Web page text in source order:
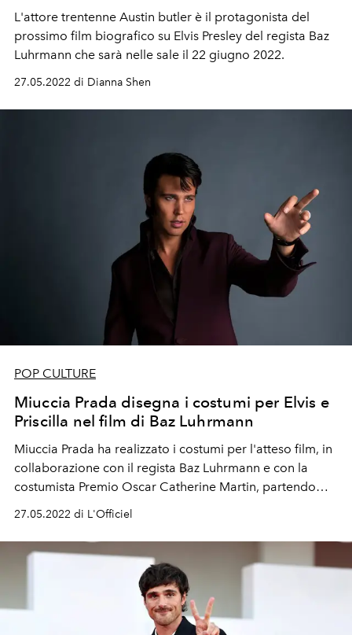
L'attore trentenne Austin butler è il protagonista del
prossimo film biografico su Elvis Presley del regista Baz
Luhrmann che sarà nelle sale il 22 giugno 2022.
27.05.2022 di Dianna Shen
POP CULTURE
Miuccia Prada disegna i costumi per Elvis e
Priscilla nel film di Baz Luhrmann
Miuccia Prada ha realizzato i costumi per l'atteso film, in
collaborazione con il regista Baz Luhrmann e con la
costumista Premio Oscar Catherine Martin, partendo
proprio dagli abiti d'archivio di Prada e Miu Miu.
27.05.2022 di L'Officiel